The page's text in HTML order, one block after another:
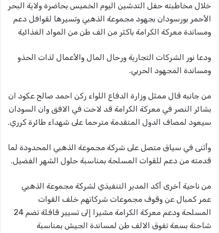
خلال مخاطبته حفل التدشين اليوم الخميس بحاضرة ولاية البحر
الأحمر بورسودان بجهود مجموعة الذهبي وتسيرها لقوافل دعم
ومساندة معركة الكرامة باكثر من الف طن من المواد الغذائية
ودعا نور الشركات التجارية ورحال المال والأعمال لذات الحذو
ومساندة المجهود الحربي.
من جانبه قال ممثل وزارة الدفاع اللواء ركن احمد صالح عكود ان
بشائر النصر في معركة الكرامة قد لاحت في الافق وان السودان
سيعود لمصاف الدول المتقدمة مترحما على شهداء طائرة كرري.
وأثنى في سياق متصل على شركة مجموعة الذهبي المحدودة لما
قدمته من دعم للقوات المسلحة بمناسبة حلول الشهر الفضيل.
من ناحية أخرى أكد المدير التنفيذي لشركة مجموعة الذهبي
عمر كمبال عن وقوف مجموعات شركاتهم خلف القوات
المسلحة ودعم معركة الكرامة مشيرا إلى تسيير قافلة تضم 24
شاحنة بسعة تفوق الالف طن لمساندة الجيش بمناسبة